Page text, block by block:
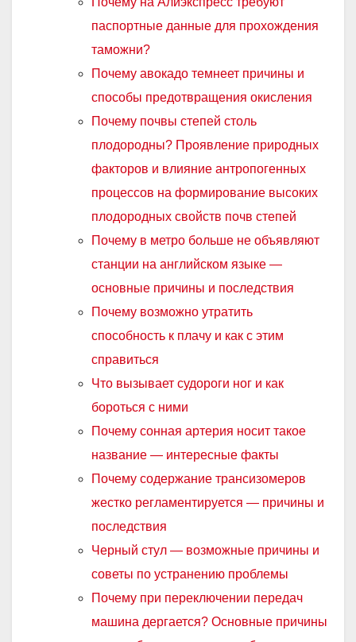
паспортные данные для прохождения
таможни?
Почему авокадо темнеет причины и
способы предотвращения окисления
Почему почвы степей столь
плодородны? Проявление природных
факторов и влияние антропогенных
процессов на формирование высоких
плодородных свойств почв степей
Почему в метро больше не объявляют
станции на английском языке —
основные причины и последствия
Почему возможно утратить
способность к плачу и как с этим
справиться
Что вызывает судороги ног и как
бороться с ними
Почему сонная артерия носит такое
название — интересные факты
Почему содержание трансизомеров
жестко регламентируется — причины и
последствия
Черный стул — возможные причины и
советы по устранению проблемы
Почему при переключении передач
машина дергается? Основные причины